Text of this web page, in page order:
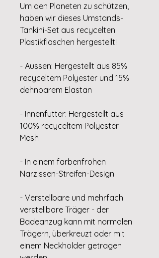
Um den Planeten zu schützen,
haben wir dieses Umstands-
Tankini-Set aus recycelten
Plastikflaschen hergestellt!
- Aussen: Hergestellt aus 85%
recyceltem Polyester und 15%
dehnbarem Elastan
- Innenfutter: Hergestellt aus
100% recyceltem Polyester
Mesh
- In einem farbenfrohen
Narzissen-Streifen-Design
- Verstellbare und mehrfach
verstellbare Träger - der
Badeanzug kann mit normalen
Trägern, überkreuzt oder mit
einem Neckholder getragen